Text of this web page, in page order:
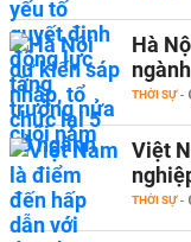
Hà
ngành
THỜI SỰ -
Việt
THỜI SỰ -